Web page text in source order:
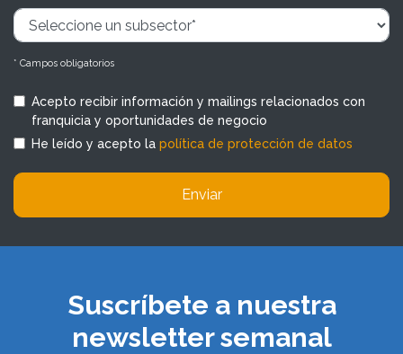
* Campos obligatorios
Acepto recibir información y mailings relacionados con
franquicia y oportunidades de negocio
He leído y acepto la política de protección de datos
Enviar
Suscríbete a nuestra
newsletter semanal